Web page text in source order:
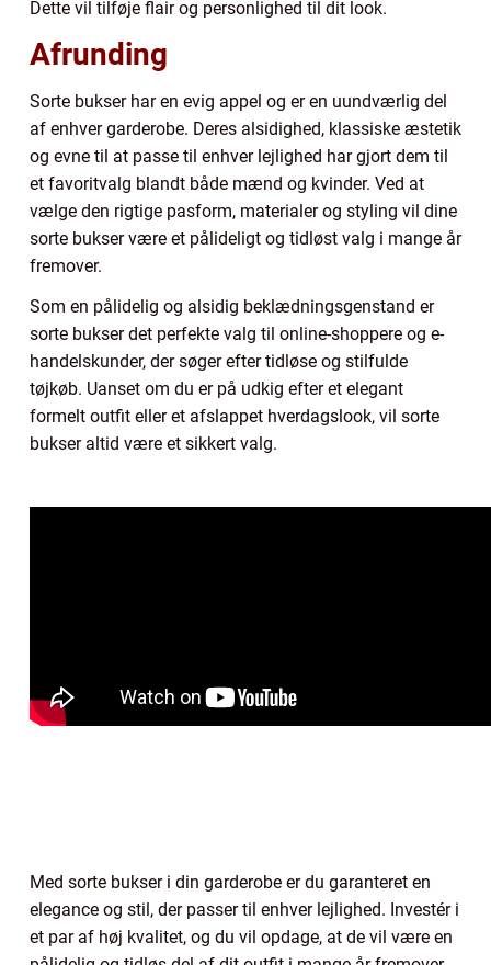
Dette vil tilføje flair og personlighed til dit look.
Afrunding
Sorte bukser har en evig appel og er en uundværlig del
af enhver garderobe. Deres alsidighed, klassiske æstetik
og evne til at passe til enhver lejlighed har gjort dem til
et favoritvalg blandt både mænd og kvinder. Ved at
vælge den rigtige pasform, materialer og styling vil dine
sorte bukser være et pålideligt og tidløst valg i mange år
fremover.
Som en pålidelig og alsidig beklædningsgenstand er
sorte bukser det perfekte valg til online-shoppere og e-
handelskunder, der søger efter tidløse og stilfulde
tøjkøb. Uanset om du er på udkig efter et elegant
formelt outfit eller et afslappet hverdagslook, vil sorte
bukser altid være et sikkert valg.
Med sorte bukser i din garderobe er du garanteret en
elegance og stil, der passer til enhver lejlighed. Investér i
et par af høj kvalitet, og du vil opdage, at de vil være en